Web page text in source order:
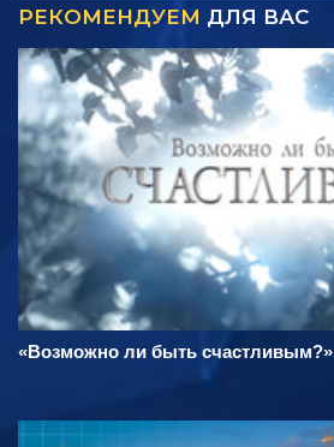
РЕКОМЕНДУЕМ ДЛЯ ВАС
«Возможно ли быть счастливым?»